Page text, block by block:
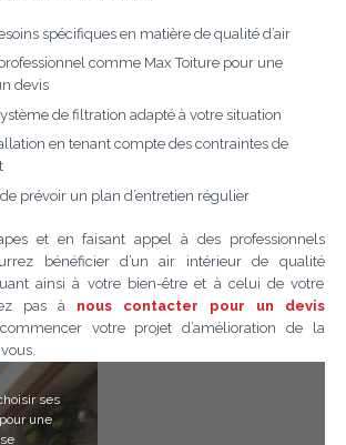
spécifiques en matière de qualité d’air
comme Max Toiture pour une
devis
de filtration adapté à votre situation
en tenant compte des contraintes de
prévoir un plan d’entretien régulier
et en faisant appel à des professionnels
bénéficier d’un air intérieur de qualité
ainsi à votre bien-être et à celui de votre
pas à nous contacter pour un devis
votre projet d’amélioration de la
ses
une